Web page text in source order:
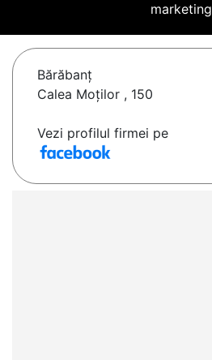
marketing
Bărăbanţ
Calea Moților , 150
Vezi profilul firmei pe